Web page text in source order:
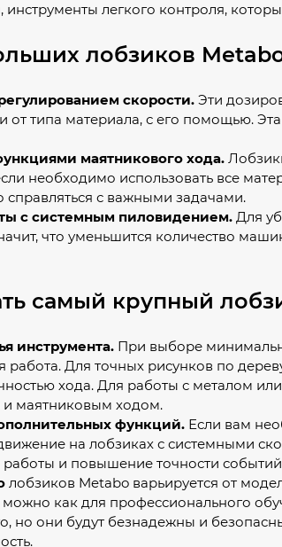
инструменты легкого контроля,
лобзиков
скорости. Эти
от типа материала, с его помощью.
маятникового хода.
необходимо использовать все
справляться с важными задачами.
с системным пиловидением. Для
что уменьшится количество
самый крупный
инструмента. При выборе
работа. Для точных рисунков по
хода. Для работы с металом
маятниковым ходом.
функций. Если вам
на лобзиках с системными
работы и повышение точности
лобзиков Metabo варьируется от
можно как для профессионального
но они будут безнадежны и